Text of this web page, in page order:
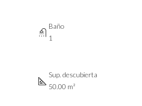
Baño
1
Sup. descubierta
50.00 m²